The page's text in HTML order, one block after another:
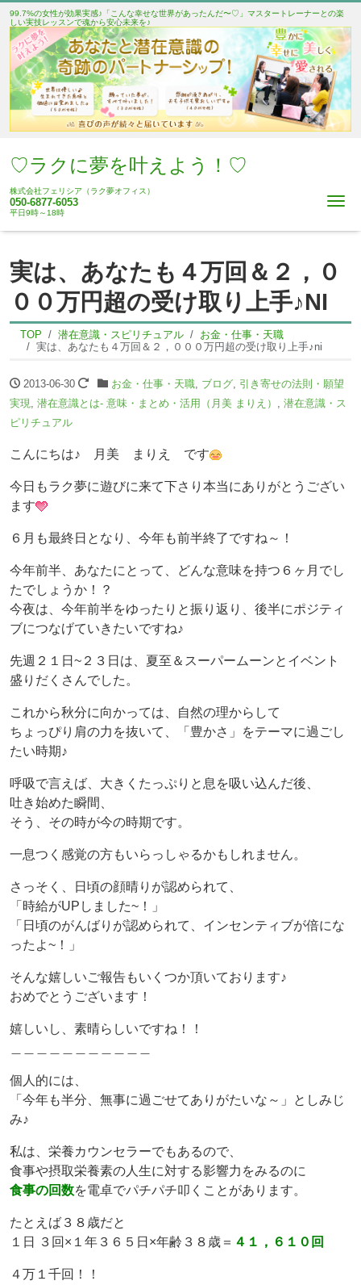
99.7%の女性が効果実感♪「こんな幸せな世界があったんだ〜♡」マスタートレーナーとの楽
しい実技レッスンで魂から安心未来を♪
♡ラクに夢を叶えよう！♡
株式会社フェリシア（ラク夢オフィス）
050-6877-6053
平日9時～18時
実は、あなたも４万回＆２，０
００万円超の受け取り上手♪NI
TOP 潜在意識・スピリチュアル
お金・仕事・天職
実は、あなたも４万回＆２，０００万円超の受け取り上手♪ni
2013-06-30 お金・仕事・天職, ブログ, 引き寄せの法則・願望
実現
潜在意識とは- 意味・まとめ・活用（月美 まりえ）
潜在意識・ス
ピリチュアル
こんにちは♪ 月美 まりえ です
今日もラク夢に遊びに来て下さり本当にありがとうござい
ます
６月も最終日となり、今年も前半終了ですね～！
今年前半、あなたにとって、どんな意味を持つ６ヶ月でし
たでしょうか！？
今夜は、今年前半をゆったりと振り返り、後半にポジティ
ブにつなげていきたいですね♪
先週２１日~２３日は、夏至＆スーパームーンとイベント
盛りだくさんでした。
これから秋分に向かっては、自然の理からして
ちょっぴり肩の力を抜いて、「豊かさ」をテーマに過ごし
たい時期♪
呼吸で言えば、大きくたっぷりと息を吸い込んだ後、
吐き始めた瞬間、
そう、その時が今の時期です。
一息つく感覚の方もいらっしゃるかもしれません。
さっそく、日頃の顔晴りが認められて、
「時給がUPしました~！」
「日頃のがんばりが認められて、インセンティブが倍にな
ったよ~！」
そんな嬉しいご報告もいくつか頂いております♪
おめでとうございます！
嬉しいし、素晴らしいですね！！
個人的には、
「今年も半分、無事に過ごせてありがたいな～」としみじ
み♪
私は、栄養カウンセラーでもあるので、
食事や摂取栄養素の人生に対する影響力をみるのに
食事の回数を電卓でパチパチ叩くことがあります。
たとえば３８歳だと
１日 ３回×１年３６５日×年齢３８歳＝ ４１，６１０回
４万１千回！！